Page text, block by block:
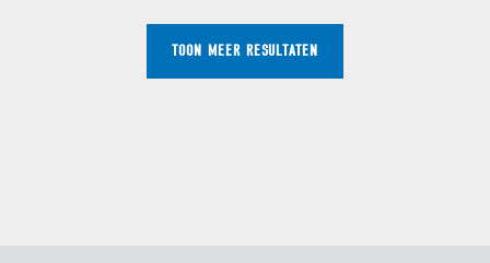
TOON MEER RESULTATEN